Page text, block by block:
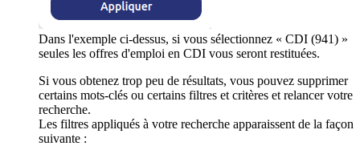
Dans l'exemple ci-dessus, si vous sélectionnez « CDI (941) »
seules les offres d'emploi en CDI vous seront restituées.
Si vous obtenez trop peu de résultats, vous pouvez supprimer
certains mots-clés ou certains filtres et critères et relancer votre
recherche.
Les filtres appliqués à votre recherche apparaissent de la façon
suivante :